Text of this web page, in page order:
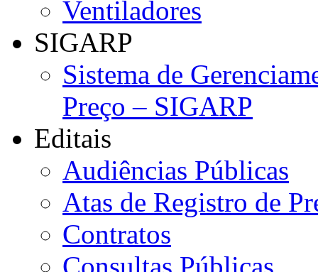
Ventiladores
SIGARP
Sistema de
Preço – SIGARP
Editais
Audiências Públicas
Atas de Registro de
Contratos
Consultas Públicas